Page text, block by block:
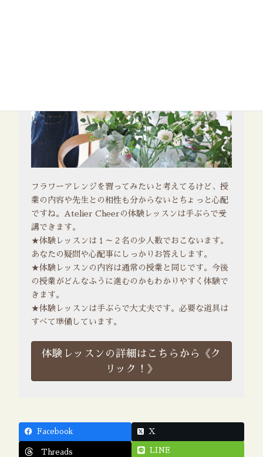
フラワーアレンジを習ってみたいと考えてるけど、授
業の内容や先生との相性も分からないとちょっと心配
ですね。Atelier Cheerの体験レッスンは手ぶらで受
講できます。
★体験レッスンは１～２名の少人数でおこないます。
あなたの疑問や心配事にしっかりお答えします。
★体験レッスンの内容は通常の授業と同じです。今後
の授業がどんなふうに進むのかもわかりやすく体験で
きます。
★体験レッスンは手ぶらで大丈夫です。必要な道具は
すべて準備しています。
体験レッスンの詳細はこちらから《ク
リック！》
Facebook X
Threads LINE